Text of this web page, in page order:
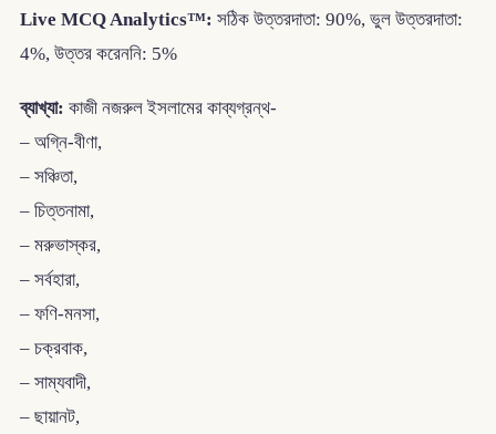
Live MCQ Analytics™: সঠিক উত্তরদাতা: 90%, ভুল উত্তরদাতা:
4%, উত্তর করেননি: 5%
ব্যাখ্যা: কাজী নজরুল ইসলামের কাব্যগ্রন্থ-
– অগ্নি-বীণা,
– সঞ্চিতা,
– চিত্তনামা,
– মরুভাস্কর,
– সর্বহারা,
– ফণি-মনসা,
– চক্রবাক,
– সাম্যবাদী,
– ছায়ানট,